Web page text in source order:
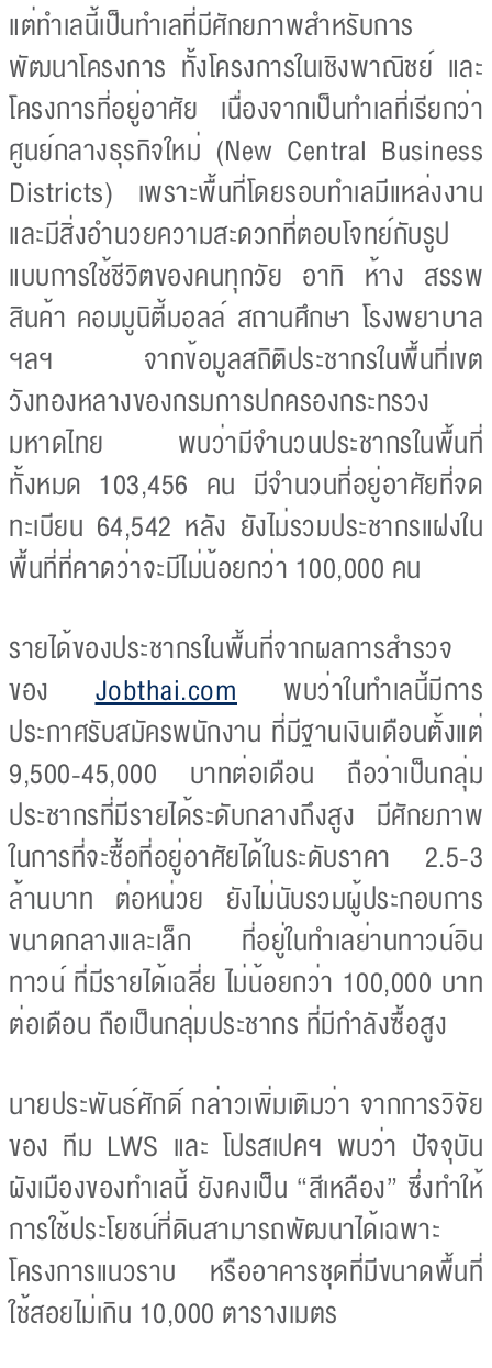
แต่ทำเลนี้เป็นทำเลที่มีศักยภาพสำหรับการ
พัฒนาโครงการ ทั้งโครงการในเชิงพาณิชย์ และ
โครงการที่อยู่อาศัย เนื่องจากเป็นทำเลที่เรียกว่า
ศูนย์กลางธุรกิจใหม่ (New Central Business
Districts) เพราะพื้นที่โดยรอบทำเลมีแหล่งงาน
และมีสิ่งอำนวยความสะดวกที่ตอบโจทย์กับรูป
แบบการใช้ชีวิตของคนทุกวัย อาทิ ห้าง สรรพ
สินค้า คอมมูนิตี้มอลล์ สถานศึกษา โรงพยาบาล
ฯลฯ จากข้อมูลสถิติประชากรในพื้นที่เขต
วังทองหลางของกรมการปกครองกระทรวง
มหาดไทย พบว่ามีจำนวนประชากรในพื้นที่
ทั้งหมด 103,456 คน มีจำนวนที่อยู่อาศัยที่จด
ทะเบียน 64,542 หลัง ยังไม่รวมประชากรแฝงใน
พื้นที่ที่คาดว่าจะมีไม่น้อยกว่า 100,000 คน
รายได้ของประชากรในพื้นที่จากผลการสำรวจ
ของJobthai.com พบว่าในทำเลนี้มีการ
ประกาศรับสมัครพนักงาน ที่มีฐานเงินเดือนตั้งแต่
9,500-45,000 บาทต่อเดือน ถือว่าเป็นกลุ่ม
ประชากรที่มีรายได้ระดับกลางถึงสูง มีศักยภาพ
ในการที่จะซื้อที่อยู่อาศัยได้ในระดับราคา 2.5-3
ล้านบาท ต่อหน่วย ยังไม่นับรวมผู้ประกอบการ
ขนาดกลางและเล็ก ที่อยู่ในทำเลย่านทาวน์อิน
ทาวน์ ที่มีรายได้เฉลี่ย ไม่น้อยกว่า 100,000 บาท
ต่อเดือน ถือเป็นกลุ่มประชากร ที่มีกำลังซื้อสูง
นายประพันธ์ศักดิ์ กล่าวเพิ่มเติมว่า จากการวิจัย
ของ ทีม LWS และ โปรสเปคฯ พบว่า ปัจจุบัน
ผังเมืองของทำเลนี้ ยังคงเป็น “สีเหลือง” ซึ่งทำให้
การใช้ประโยชน์ที่ดินสามารถพัฒนาได้เฉพาะ
โครงการแนวราบ หรืออาคารชุดที่มีขนาดพื้นที่
ใช้สอยไม่เกิน 10,000 ตารางเมตร